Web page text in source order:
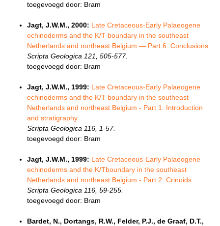
toegevoegd door: Bram
Jagt, J.W.M., 2000: Late Cretaceous-Early Palaeogene
echinoderms and the K/T boundary in the southeast
Netherlands and northeast Belgium — Part 6: Conclusions
Scripta Geologica 121, 505-577.
toegevoegd door: Bram
Jagt, J.W.M., 1999: Late Cretaceous-Early Palaeogene
echinoderms and the K/T boundary in the southeast
Netherlands and northeast Belgium - Part 1: Introduction
and stratigraphy.
Scripta Geologica 116, 1-57.
toegevoegd door: Bram
Jagt, J.W.M., 1999: Late Cretaceous-Early Palaeogene
echinoderms and the K/Tboundary in the southeast
Netherlands and northeast Belgium - Part 2: Crinoids
Scripta Geologica 116, 59-255.
toegevoegd door: Bram
Bardet, N., Dortangs, R.W., Felder, P.J., de Graaf, D.T.,